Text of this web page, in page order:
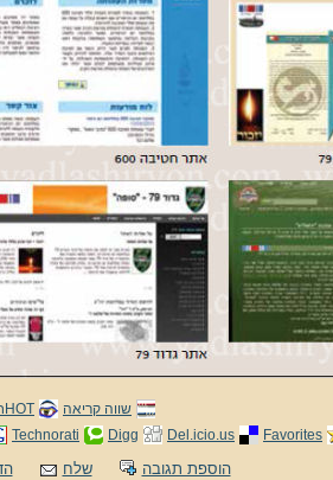
שווה קריאה
HOTחדש +
Favorites
Del.icio.us
Digg
Technorati
הוספת תגובה שלח